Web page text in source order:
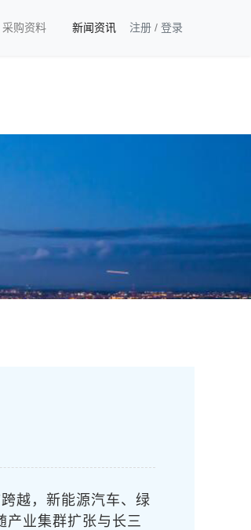
采购资料 新闻资讯 注册 / 登录
越，新能源汽车、绿
产业集群扩张与长三